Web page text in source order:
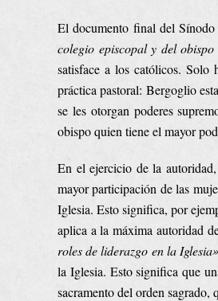
El documento final del
colegio episcopal y del
satisface a los católicos. Solo
práctica pastoral: Bergoglio
se les otorgan poderes
obispo quien tiene el mayor
En el ejercicio de la
mayor participación de las
Iglesia. Esto significa, por
aplica a la máxima autoridad
roles de liderazgo en la
la Iglesia. Esto significa que
sacramento del orden